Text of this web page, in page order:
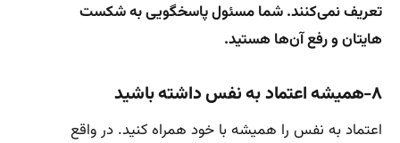
تعریف نمی‌کنند. شما مسئول پاسخگویی به شکست‌
هایتان و رفع آن‌ها هستید.
۸-همیشه اعتماد به نفس داشته باشید
اعتماد به نفس را همیشه با خود همراه کنید. در واقع